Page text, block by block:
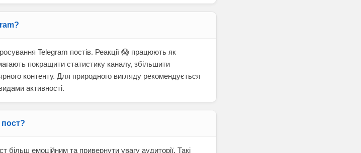
Telegram постів. Реакції 😱 працюють як
покращити статистику каналу, збільшити
контенту. Для природного вигляду рекомендується
активності.
пост?
більш емоційним та привернути увагу аудиторії. Такі